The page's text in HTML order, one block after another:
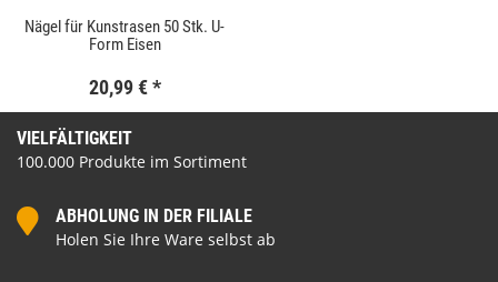
Nägel für Kunstrasen 50 Stk. U-
Form Eisen
20,99 € *
VIELFÄLTIGKEIT
100.000 Produkte im Sortiment
ABHOLUNG IN DER FILIALE
Holen Sie Ihre Ware selbst ab